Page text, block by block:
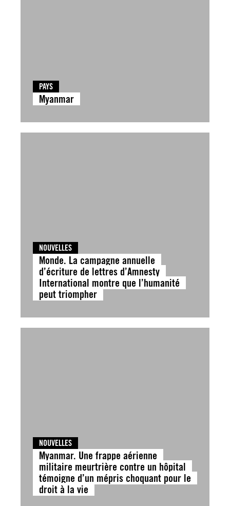
PAYS
Myanmar
NOUVELLES
Monde. La campagne annuelle
d’écriture de lettres d’Amnesty
International montre que l’humanité
peut triompher
NOUVELLES
Myanmar. Une frappe aérienne
militaire meurtrière contre un hôpital
témoigne d’un mépris choquant pour le
droit à la vie